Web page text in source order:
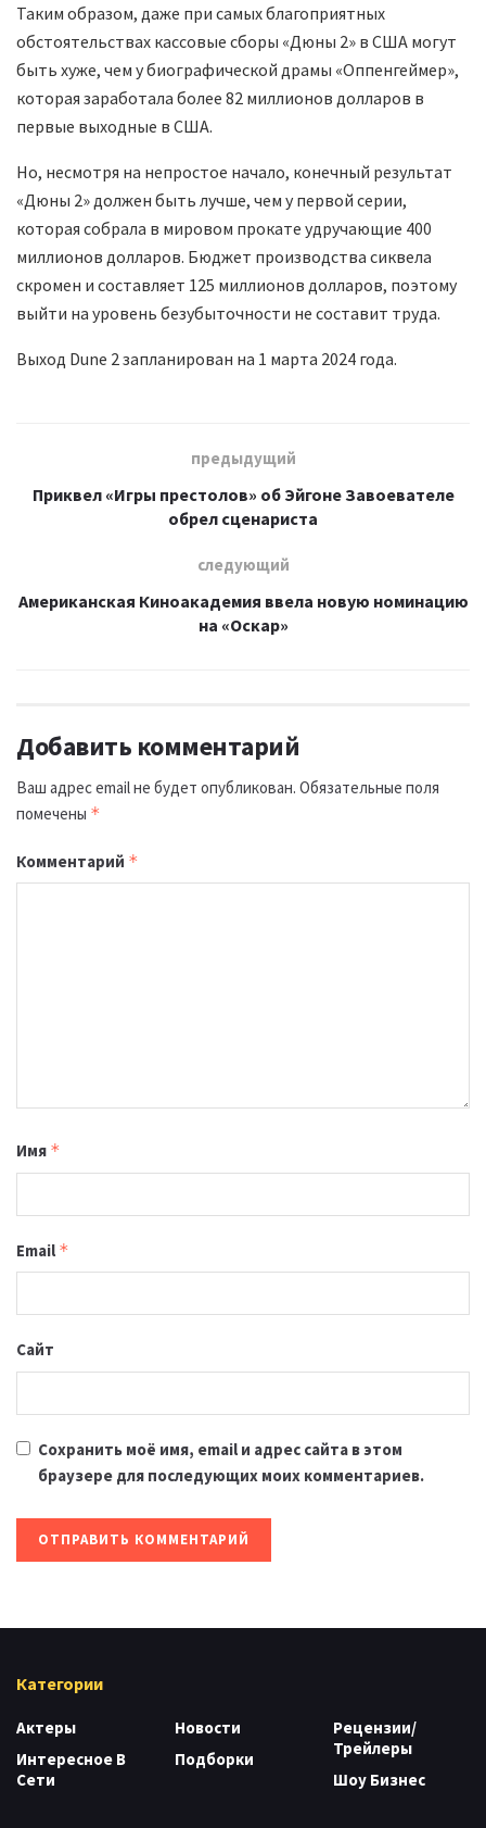
Таким образом, даже при самых благоприятных
обстоятельствах кассовые сборы «Дюны 2» в США могут
быть хуже, чем у биографической драмы «Оппенгеймер»,
которая заработала более 82 миллионов долларов в
первые выходные в США.
Но, несмотря на непростое начало, конечный результат
«Дюны 2» должен быть лучше, чем у первой серии,
которая собрала в мировом прокате удручающие 400
миллионов долларов. Бюджет производства сиквела
скромен и составляет 125 миллионов долларов, поэтому
выйти на уровень безубыточности не составит труда.
Выход Dune 2 запланирован на 1 марта 2024 года.
предыдущий
Приквел «Игры престолов» об Эйгоне Завоевателе
обрел сценариста
следующий
Американская Киноакадемия ввела новую номинацию
на «Оскар»
Добавить комментарий
Ваш адрес email не будет опубликован. Обязательные поля
помечены *
Комментарий *
Имя *
Email *
Сайт
Сохранить моё имя, email и адрес сайта в этом
браузере для последующих моих комментариев.
Категории
Актеры
Интересное В
Сети
Новости
Подборки
Рецензии/
Трейлеры
Шоу Бизнес